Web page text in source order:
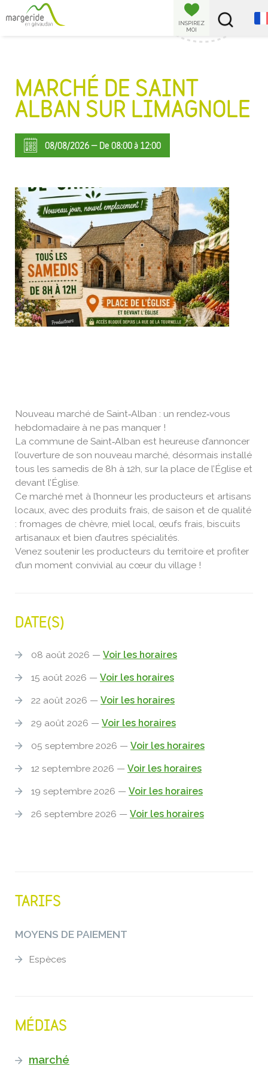
INSPIREZ
MOI
MARCHÉ DE SAINT
ALBAN SUR LIMAGNOLE
08/08/2026 — De 08:00 à 12:00
Nouveau marché de Saint‑Alban : un rendez‑vous
hebdomadaire à ne pas manquer !
La commune de Saint‑Alban est heureuse d’annoncer
l’ouverture de son nouveau marché, désormais installé
tous les samedis de 8h à 12h, sur la place de l’Église et
devant l’Église.
Ce marché met à l’honneur les producteurs et artisans
locaux, avec des produits frais, de saison et de qualité
: fromages de chèvre, miel local, œufs frais, biscuits
artisanaux et bien d’autres spécialités.
Venez soutenir les producteurs du territoire et profiter
d’un moment convivial au cœur du village !
DATE(S)
08 août 2026 — Voir les horaires
15 août 2026 — Voir les horaires
22 août 2026 — Voir les horaires
29 août 2026 — Voir les horaires
05 septembre 2026 — Voir les horaires
12 septembre 2026 — Voir les horaires
19 septembre 2026 — Voir les horaires
26 septembre 2026 — Voir les horaires
TARIFS
MOYENS DE PAIEMENT
Espèces
MÉDIAS
marché
Panneau de gestion des cookies